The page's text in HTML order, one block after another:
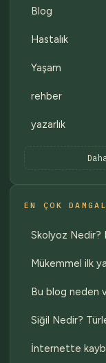
Blog
Hastalık
Yaşam
rehber
yazarlık
EN ÇOK
Skolyoz Nedir?
Mükemmel ilk
Bu blog neden
Siğil Nedir?
İnternette